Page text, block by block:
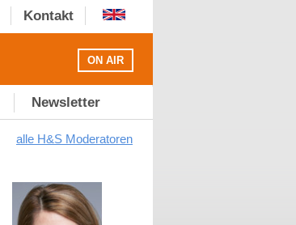
Kontakt
ON AIR
Newsletter
alle H&S Moderatoren